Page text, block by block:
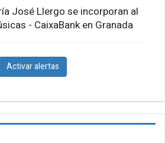
José Llergo se incorporan al
- CaixaBank en Granada
Activar alertas